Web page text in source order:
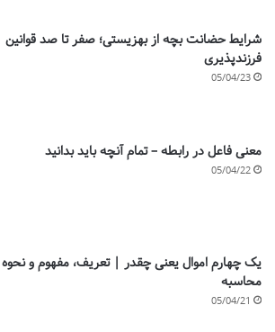
شرایط حضانت بچه از بهزیستی؛ صفر تا صد قوانین
فرزندپذیری
05/04/23
معنی فاعل در رابطه – تمام آنچه باید بدانید
05/04/22
یک چهارم اموال یعنی چقدر | تعریف، مفهوم و نحوه
محاسبه
05/04/21